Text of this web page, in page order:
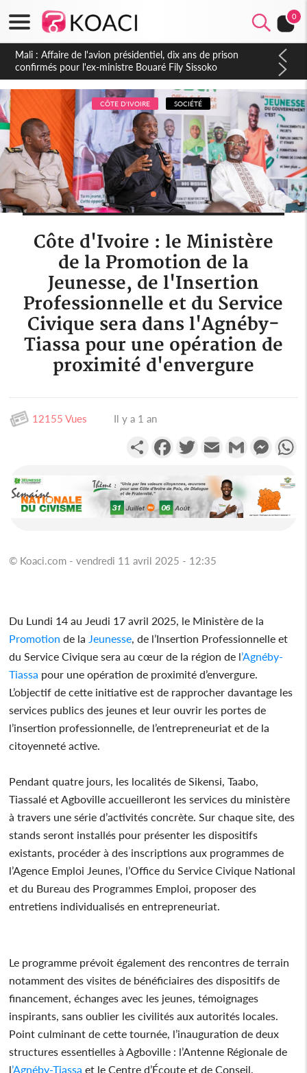
0
Nigeria : Le Togo et le Cameroun principaux acheteurs des
produits de la raffinerie Dangote en juillet
CÔTE D'IVOIRE SOCIÉTÉ
Côte d'Ivoire : le Ministère
de la Promotion de la
Jeunesse, de l'Insertion
Professionnelle et du Service
Civique sera dans l'Agnéby-
Tiassa pour une opération de
proximité d'envergure
12155 Vues Il y a 1 an
PartagerFacebookTwitterEmail Gmail
© Koaci.com - vendredi 11 avril 2025 - 12:35
Du Lundi 14 au Jeudi 17 avril 2025, le Ministère de la
Promotion de la Jeunesse, de l’Insertion Professionnelle et
du Service Civique sera au cœur de la région de l’Agnéby-
Tiassa pour une opération de proximité d’envergure.
L’objectif de cette initiative est de rapprocher davantage les
services publics des jeunes et leur ouvrir les portes de
l’insertion professionnelle, de l’entrepreneuriat et de la
citoyenneté active.
Pendant quatre jours, les localités de Sikensi, Taabo,
Tiassalé et Agboville accueilleront les services du ministère
à travers une série d’activités concrète. Sur chaque site, des
stands seront installés pour présenter les dispositifs
existants, procéder à des inscriptions aux programmes de
l’Agence Emploi Jeunes, l’Office du Service Civique National
et du Bureau des Programmes Emploi, proposer des
entretiens individualisés en entrepreneuriat.
Le programme prévoit également des rencontres de terrain
notamment des visites de bénéficiaires des dispositifs de
financement, échanges avec les jeunes, témoignages
inspirants, sans oublier les civilités aux autorités locales.
Point culminant de cette tournée, l’inauguration de deux
structures essentielles à Agboville : l’Antenne Régionale de
l’Agnéby-Tiassa et le Centre d’Écoute et de Conseil,